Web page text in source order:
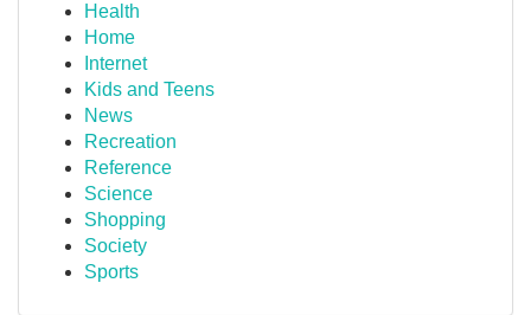
Health
Home
Internet
Kids and Teens
News
Recreation
Reference
Science
Shopping
Society
Sports